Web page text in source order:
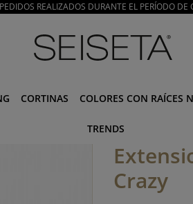
REALIZADOS DURANTE EL PERÍODO
CORTINAS COLORES CON RAÍCES
TRENDS
Crazy